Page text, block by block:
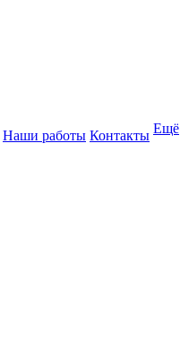
Наши работы Контакты Ещё